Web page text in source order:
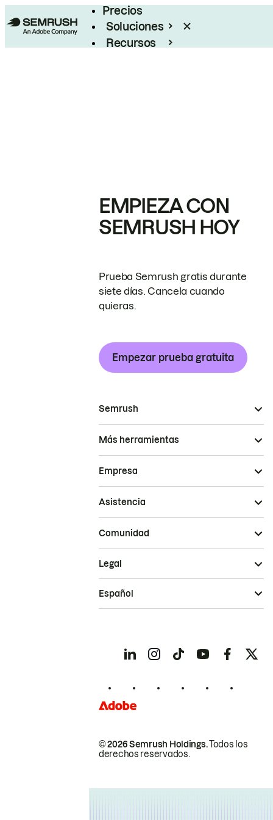
Precios
Soluciones
Recursos
EMPIEZA CON
SEMRUSH HOY
Prueba Semrush gratis durante
siete días. Cancela cuando
quieras.
Empezar prueba gratuita
Semrush
Más herramientas
Empresa
Asistencia
Comunidad
© 2026 Semrush Holdings.Todos los
derechos reservados.
Legal
Español